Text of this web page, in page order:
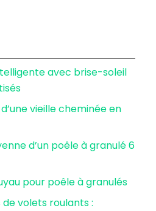
avec brise-soleil
vieille cheminée en
d’un poêle à granulé 6
pour poêle à granulés
volets roulants :